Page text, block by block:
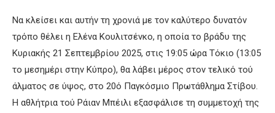
Να κλείσει και αυτήν τη χρονιά με τον καλύτερο δυνατόν
τρόπο θέλει η Ελένα Κουλιτσένκο, η οποία το βράδυ της
Κυριακής 21 Σεπτεμβρίου 2025, στις 19:05 ώρα Τόκιο (13:05
το μεσημέρι στην Κύπρο), θα λάβει μέρος στον τελικό τού
άλματος σε ύψος, στο 20ό Παγκόσμιο Πρωτάθλημα Στίβου.
Η αθλήτρια τού Ράιαν Μπέιλι εξασφάλισε τη συμμετοχή της